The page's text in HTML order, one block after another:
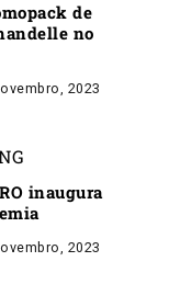
de
no
2023
inaugura
2023